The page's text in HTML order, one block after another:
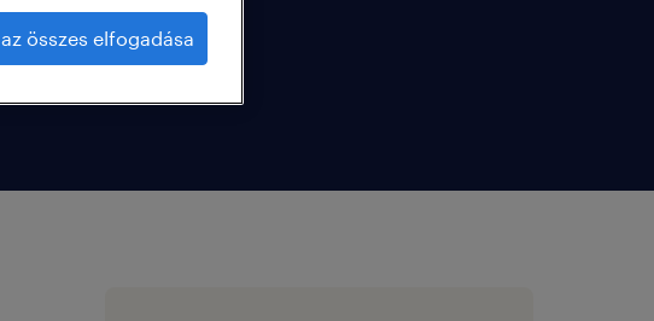
az összes elfogadása